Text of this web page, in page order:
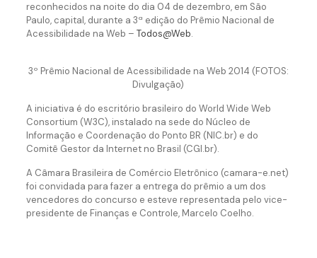
reconhecidos na noite do dia 04 de dezembro, em São
Paulo, capital, durante a 3ª edição do Prêmio Nacional de
Acessibilidade na Web – Todos@Web.
3º Prêmio Nacional de Acessibilidade na Web 2014 (FOTOS:
Divulgação)
A iniciativa é do escritório brasileiro do World Wide Web
Consortium (W3C), instalado na sede do Núcleo de
Informação e Coordenação do Ponto BR (NIC.br) e do
Comitê Gestor da Internet no Brasil (CGI.br).
A Câmara Brasileira de Comércio Eletrônico (camara-e.net)
foi convidada para fazer a entrega do prêmio a um dos
vencedores do concurso e esteve representada pelo vice-
presidente de Finanças e Controle, Marcelo Coelho.